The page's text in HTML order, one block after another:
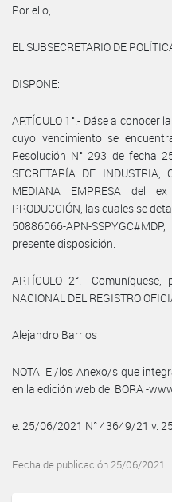
Por ello,
EL SUBSECRETARIO DE
DISPONE:
ARTÍCULO 1°.- Dáse a conocer
cuyo vencimiento se
Resolución N° 293 de fecha
SECRETARÍA DE
MEDIANA EMPRESA del
PRODUCCIÓN, las cuales se
50886066-APN-
presente disposición.
ARTÍCULO 2°.-
NACIONAL DEL REGISTRO
Alejandro Barrios
NOTA: El/los Anexo/s que
en la edición web del BORA -
e. 25/06/2021 N° 43649/21 v.
Fecha de publicación 25/06/2021